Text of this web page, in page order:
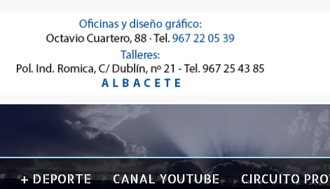
+ DEPORTE CANAL YOUTUBE CIRCUITO